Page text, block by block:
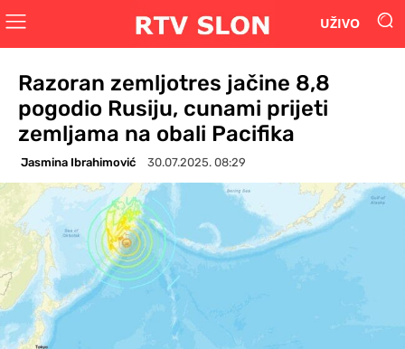
UŽIVO
Razoran zemljotres jačine 8,8
pogodio Rusiju, cunami prijeti
zemljama na obali Pacifika
Jasmina Ibrahimović 30.07.2025. 08:29